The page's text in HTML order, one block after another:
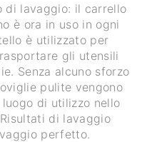
di lavaggio: il carrello
è ora in uso in ogni
è utilizzato per
gli utensili
Senza alcuno sforzo
pulite vengono
di utilizzo nello
di lavaggio
perfetto.